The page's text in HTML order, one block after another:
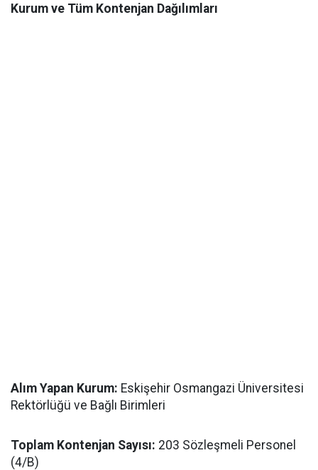
Kurum ve Tüm Kontenjan Dağılımları
Alım Yapan Kurum: Eskişehir Osmangazi Üniversitesi
Rektörlüğü ve Bağlı Birimleri
Toplam Kontenjan Sayısı: 203 Sözleşmeli Personel
(4/B)